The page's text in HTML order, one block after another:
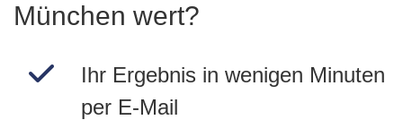
München wert?
Ihr Ergebnis in wenigen Minuten
per E-Mail